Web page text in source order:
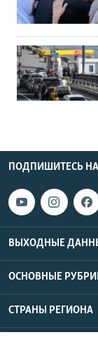
ПОДПИШИТЕСЬ
ВЫХОДНЫЕ
ОСНОВНЫЕ
СТРАНЫ РЕГИОНА